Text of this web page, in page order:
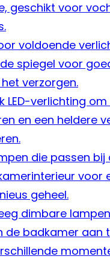
geschikt voor
voldoende
spiegel voor
verzorgen.
LED-verlichting
en een heldere
die passen bij
voor
geheel.
dimbare
de badkamer aan